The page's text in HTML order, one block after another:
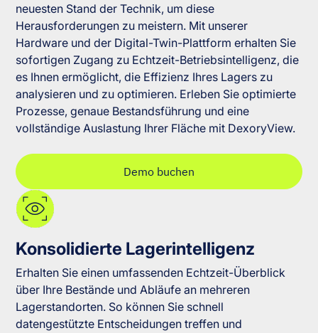
neuesten Stand der Technik, um diese
Herausforderungen zu meistern. Mit unserer
Hardware und der Digital-Twin-Plattform erhalten Sie
sofortigen Zugang zu Echtzeit-Betriebsintelligenz, die
es Ihnen ermöglicht, die Effizienz Ihres Lagers zu
analysieren und zu optimieren. Erleben Sie optimierte
Prozesse, genaue Bestandsführung und eine
vollständige Auslastung Ihrer Fläche mit DexoryView.
Demo buchen
Konsolidierte Lagerintelligenz
Erhalten Sie einen umfassenden Echtzeit-Überblick
über Ihre Bestände und Abläufe an mehreren
Lagerstandorten. So können Sie schnell
datengestützte Entscheidungen treffen und